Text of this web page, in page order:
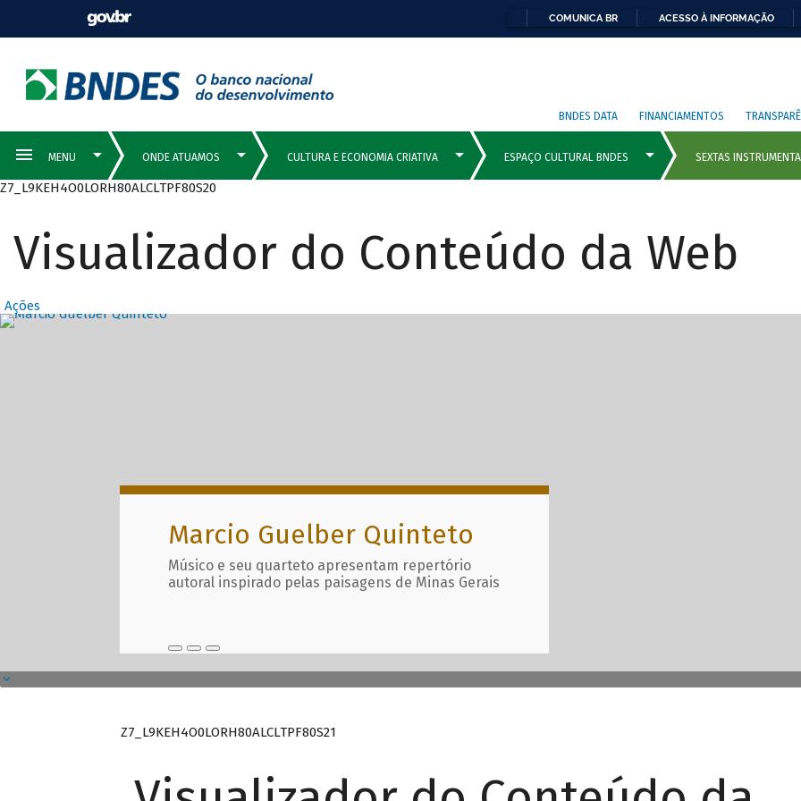
COMUNICA BR ACESSO À INFORMAÇÃO
BNDES DATA FINANCIAMENTOS
Z7_L9KEH4O0LORH80ALCLTPF80S20
Visualizador do Conteúdo da Web
Ações
Destaques Principais com
Marcio Guelber Quinteto
Músico e seu quarteto apresentam repertório
autoral inspirado pelas paisagens de Minas Gerais
Z7_L9KEH4O0LORH80ALCLTPF80S21